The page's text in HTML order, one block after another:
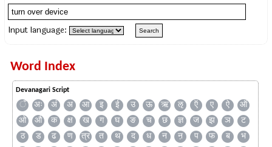
Input language:
Word Index
Devanagari Script
ँ अः अं अ आ इ ई उ ऊ ऋ ऌ ऍ ए ऐ
ऑ
ओ
औ क क्ष ख ग घ ङ च छ ज्ञ ज झ ञ
ट
ठ
ड ढ ण त्र त थ द ध न ऩ प फ ब
भ